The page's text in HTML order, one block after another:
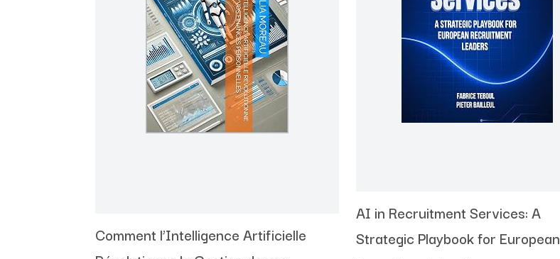
Comment l’Intelligence Artificielle
AI in Recruitment Services: A
Strategic Playbook for European